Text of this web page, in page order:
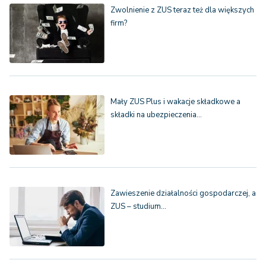
Zwolnienie z ZUS teraz też dla większych
firm?
Mały ZUS Plus i wakacje składkowe a
składki na ubezpieczenia…
Zawieszenie działalności gospodarczej, a
ZUS – studium…